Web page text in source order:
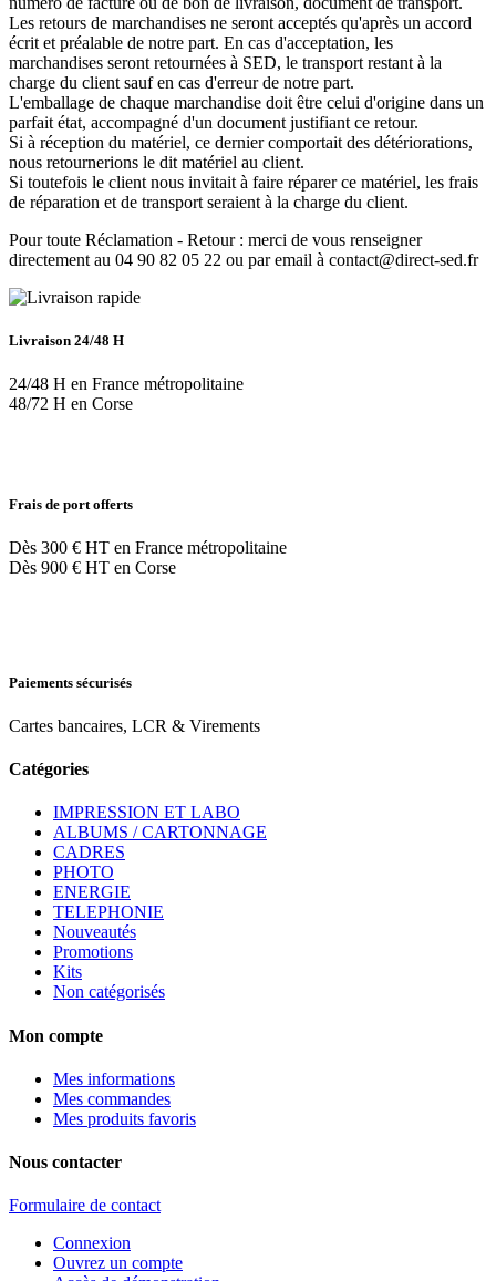
Les retours de marchandises ne seront acceptés qu'après un accord
écrit et préalable de notre part. En cas d'acceptation, les
marchandises seront retournées à SED, le transport restant à la
charge du client sauf en cas d'erreur de notre part.
L'emballage de chaque marchandise doit être celui d'origine dans un
parfait état, accompagné d'un document justifiant ce retour.
Si à réception du matériel, ce dernier comportait des détériorations,
nous retournerions le dit matériel au client.
Si toutefois le client nous invitait à faire réparer ce matériel, les frais
de réparation et de transport seraient à la charge du client.
Pour toute Réclamation - Retour : merci de vous renseigner
directement au 04 90 82 05 22 ou par email à contact@direct-sed.fr
Livraison 24/48 H
24/48 H en France métropolitaine
48/72 H en Corse
Frais de port offerts
Dès 300 € HT en France métropolitaine
Dès 900 € HT en Corse
Paiements sécurisés
Cartes bancaires, LCR & Virements
Catégories
IMPRESSION ET LABO
ALBUMS / CARTONNAGE
CADRES
PHOTO
ENERGIE
TELEPHONIE
Nouveautés
Promotions
Kits
Non catégorisés
Mon compte
Mes informations
Mes commandes
Mes produits favoris
Nous contacter
Formulaire de contact
Connexion
Ouvrez un compte